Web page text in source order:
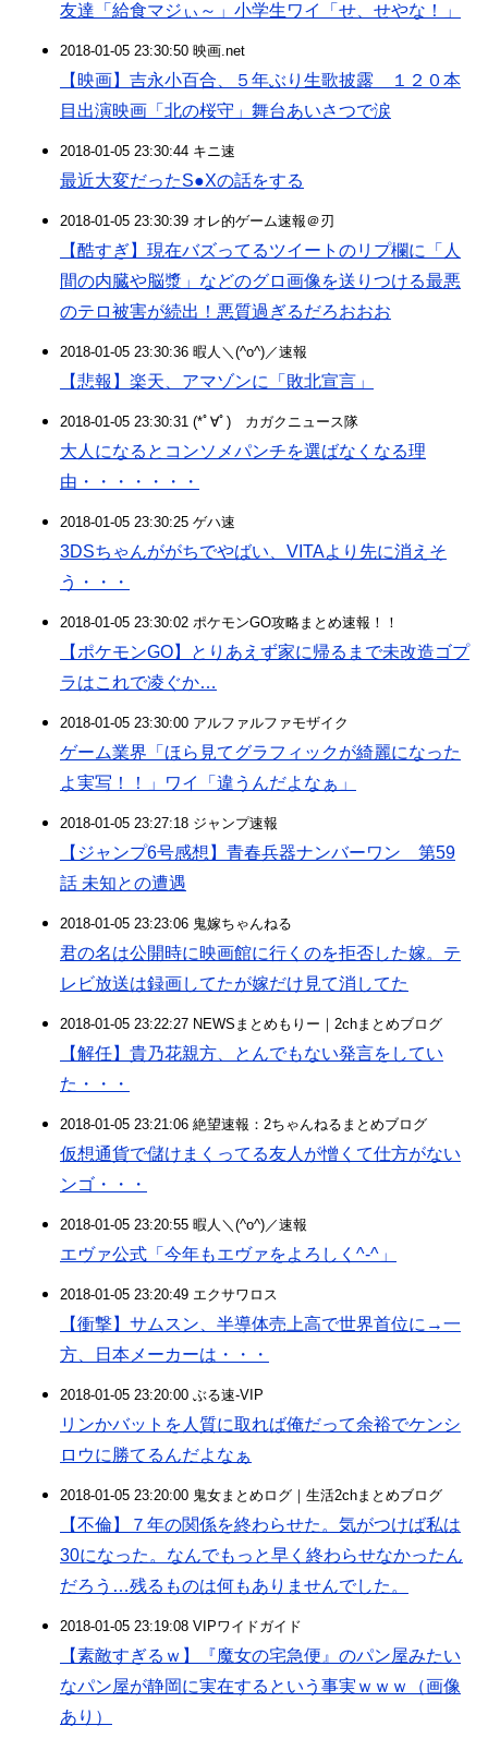
友達「給食マジぃ～」小学生ワイ「せ、せやな！」
2018-01-05 23:30:50 映画.net
【映画】吉永小百合、５年ぶり生歌披露 １２０本
目出演映画「北の桜守」舞台あいさつで涙
2018-01-05 23:30:44 キニ速
最近大変だったS●Xの話をする
2018-01-05 23:30:39 オレ的ゲーム速報＠刃
【酷すぎ】現在バズってるツイートのリプ欄に「人
間の内臓や脳漿」などのグロ画像を送りつける最悪
のテロ被害が続出！悪質過ぎるだろおおお
2018-01-05 23:30:36 暇人＼(^o^)／速報
【悲報】楽天、アマゾンに「敗北宣言」
2018-01-05 23:30:31 (*ﾟ∀ﾟ)ゞカガクニュース隊
大人になるとコンソメパンチを選ばなくなる理
由・・・・・・・
2018-01-05 23:30:25 ゲハ速
3DSちゃんががちでやばい、VITAより先に消えそ
う・・・
2018-01-05 23:30:02 ポケモンGO攻略まとめ速報！！
【ポケモンGO】とりあえず家に帰るまで未改造ゴプ
ラはこれで凌ぐか…
2018-01-05 23:30:00 アルファルファモザイク
ゲーム業界「ほら見てグラフィックが綺麗になった
よ実写！！」ワイ「違うんだよなぁ」
2018-01-05 23:27:18 ジャンプ速報
【ジャンプ6号感想】青春兵器ナンバーワン 第59
話 未知との遭遇
2018-01-05 23:23:06 鬼嫁ちゃんねる
君の名は公開時に映画館に行くのを拒否した嫁。テ
レビ放送は録画してたが嫁だけ見て消してた
2018-01-05 23:22:27 NEWSまとめもりー｜2chまとめブログ
【解任】貴乃花親方、とんでもない発言をしてい
た・・・
2018-01-05 23:21:06 絶望速報：2ちゃんねるまとめブログ
仮想通貨で儲けまくってる友人が憎くて仕方がない
ンゴ・・・
2018-01-05 23:20:55 暇人＼(^o^)／速報
エヴァ公式「今年もエヴァをよろしく^-^」
2018-01-05 23:20:49 エクサワロス
【衝撃】サムスン、半導体売上高で世界首位に→一
方、日本メーカーは・・・
2018-01-05 23:20:00 ぶる速-VIP
リンかバットを人質に取れば俺だって余裕でケンシ
ロウに勝てるんだよなぁ
2018-01-05 23:20:00 鬼女まとめログ｜生活2chまとめブログ
【不倫】７年の関係を終わらせた。気がつけば私は
30になった。なんでもっと早く終わらせなかったん
だろう…残るものは何もありませんでした。
2018-01-05 23:19:08 VIPワイドガイド
【素敵すぎるｗ】『魔女の宅急便』のパン屋みたい
なパン屋が静岡に実在するという事実ｗｗｗ（画像
あり）